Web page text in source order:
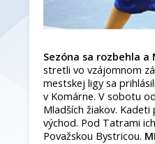
Sezóna sa rozbehla
stretli vo vzájomnom
mestskej ligy sa
v Komárne. V sobotu
Mladších žiakov.
východ. Pod Tatrami
Považskou Bystricou.